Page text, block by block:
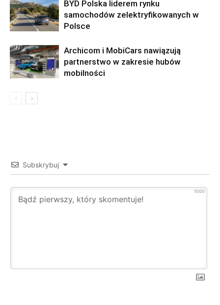
BYD Polska liderem rynku
samochodów zelektryfikowanych w
Polsce
Archicom i MobiCars nawiązują
partnerstwo w zakresie hubów
mobilności
Subskrybuj
1000